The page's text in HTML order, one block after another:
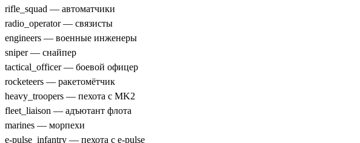
rifle_squad — автоматчики
radio_operator — связисты
engineers — военные инженеры
sniper — снайпер
tactical_officer — боевой офицер
rocketeers — ракетомётчик
heavy_troopers — пехота с MK2
fleet_liaison — адъютант флота
marines — морпехи
e-pulse_infantry — пехота с e-pulse